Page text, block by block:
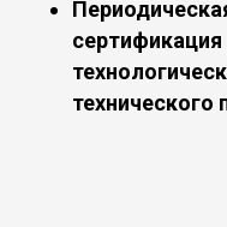
технического